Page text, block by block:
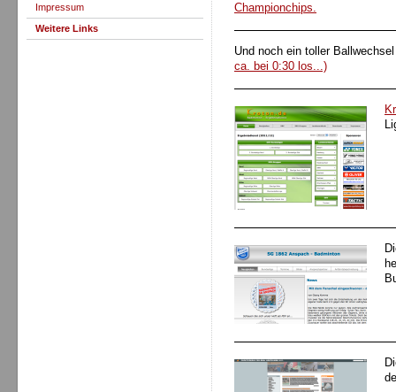
Impressum
Weitere Links
Championchips.
Und noch ein toller
ca. bei 0:30 los...)